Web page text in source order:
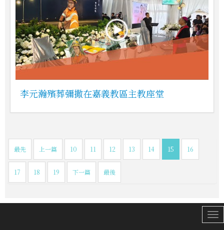
李元瀚殯葬彌撒在嘉義教區主教座堂
最先 上一篇 10 11 12 13 14 15 16
17 18 19 下一篇 最後